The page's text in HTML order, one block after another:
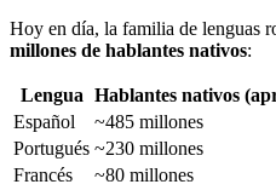
Hoy en día, la familia de lenguas
millones de hablantes nativos:
Lengua Hablantes nativos
Español
~485 millones
Portugués ~230 millones
Francés
~80 millones